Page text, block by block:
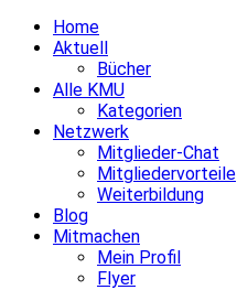
Home
Aktuell
Bücher
Alle KMU
Kategorien
Netzwerk
Mitglieder-Chat
Mitgliedervorteile
Weiterbildung
Blog
Mitmachen
Mein Profil
Flyer